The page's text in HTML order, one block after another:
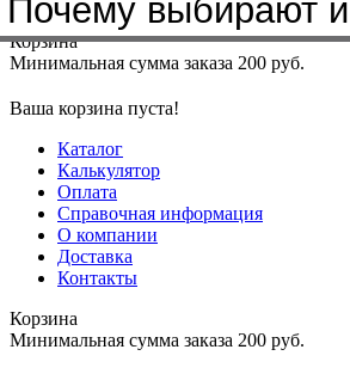
Меню+7(4912)50-37-50sbit@krep62.ru
Корзина
Минимальная сумма заказа 200 руб.
Ваша корзина пуста!
Каталог
Калькулятор
Оплата
Справочная информация
О компании
Доставка
Контакты
Корзина
Минимальная сумма заказа 200 руб.
Почему выбирают